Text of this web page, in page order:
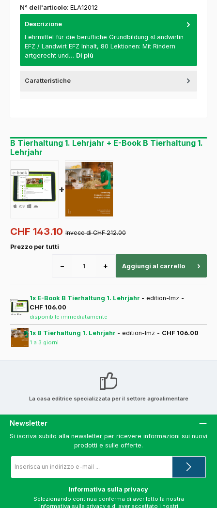
N° dell'articolo: ELA12012
Descrizione
Lehrmittel für die berufliche Grundbildung «Landwirtin
EFZ / Landwirt EFZ Inhalt, 80 Lektionen: Mit Rindern
artgerecht und… Di più
Caratteristiche
B Tierhaltung 1. Lehrjahr + E-Book B Tierhaltung 1.
Lehrjahr
+
CHF 143.10 Invece di CHF 212.00
Prezzo per tutti
− + Aggiungi al carrello ›
1x E-Book B Tierhaltung 1. Lehrjahr - edition-lmz -
CHF 106.00
disponibile immediatamente
1x B Tierhaltung 1. Lehrjahr - edition-lmz - CHF 106.00
1 a 3 giorni
La casa editrice specializzata per il settore agroalimentare
Newsletter
Si iscriva subito alla newsletter per ricevere informazioni sui nuovi
prodotti e sulle offerte.
e-
*
Informativa sulla privacy
informativa sulla privacy